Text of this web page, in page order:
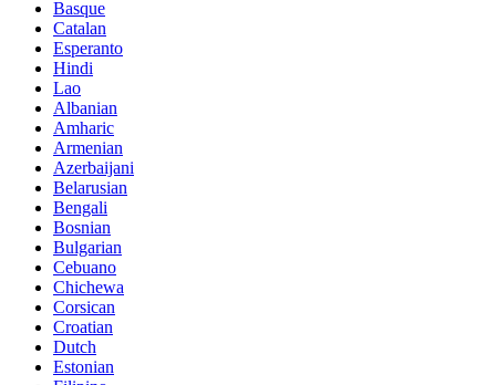
Basque
Catalan
Esperanto
Hindi
Lao
Albanian
Amharic
Armenian
Azerbaijani
Belarusian
Bengali
Bosnian
Bulgarian
Cebuano
Chichewa
Corsican
Croatian
Dutch
Estonian